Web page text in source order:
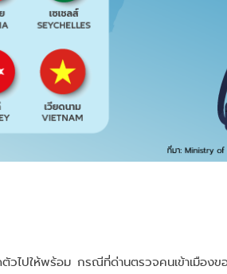
ตัวไปให้พร้อม กรณีที่ด่านตรวจคนเข้าเมือง